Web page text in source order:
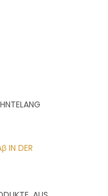
IN DER